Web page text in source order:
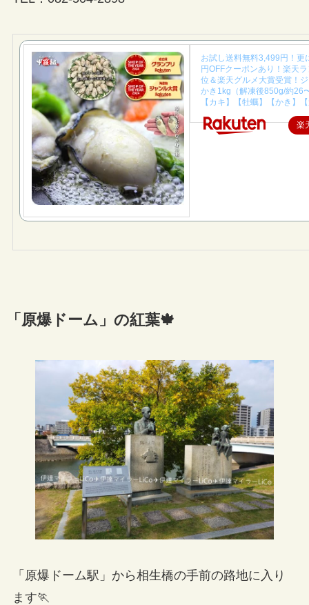
お試し送料無料3,499円！更
円OFFクーポンあり！楽天
位＆楽天グルメ大賞受賞！
かき1kg（解凍後850g/約26
【カキ】【牡蠣】【かき】
楽
「原爆ドーム」の紅葉🍁
「原爆ドーム駅」から相生橋の手前の路地に入り
ます🏃